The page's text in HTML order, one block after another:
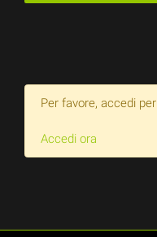
Per favore, accedi
Accedi ora